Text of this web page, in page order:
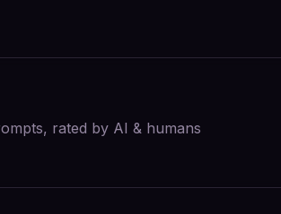
rated by AI & humans